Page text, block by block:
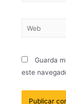
Guarda
este